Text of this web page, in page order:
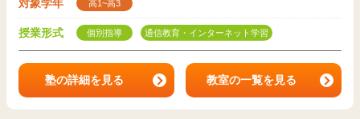
対象学年 高1~高3
授業形式 個別指導 通信教育・インターネット学習
塾の詳細を見る 教室の一覧を見る